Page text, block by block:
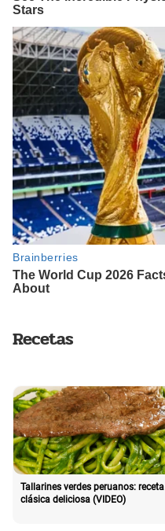
Recetas
Tallarines verdes peruanos: receta
clásica deliciosa (VIDEO)